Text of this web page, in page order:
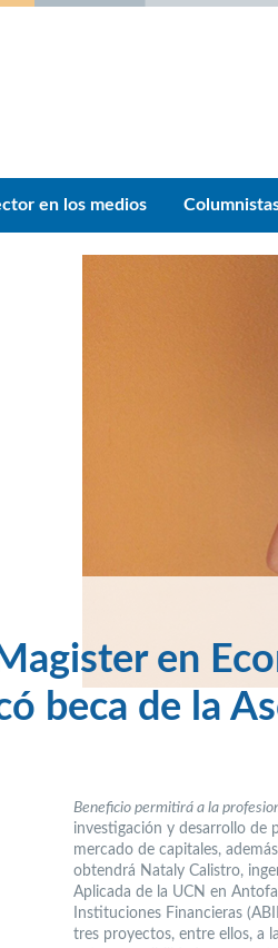
en los medios
en
beca de la
Beneficio permitirá a la
investigación y desarrollo de
mercado de capitales,
obtendrá Nataly Calistro,
Aplicada de la UCN en
Instituciones Financieras
tres proyectos, entre ellos, a